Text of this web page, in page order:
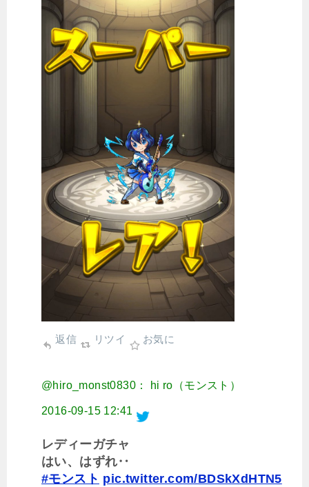
返信 リツイ お気に
@hiro_monst0830： hi ro（モンスト）
2016-09-15 12:41
レディーガチャ
はい、はずれ‥
#モンスト pic.twitter.com/BDSkXdHTN5